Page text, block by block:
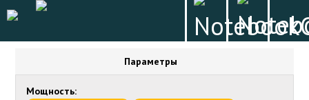
Параметры
Мощность: